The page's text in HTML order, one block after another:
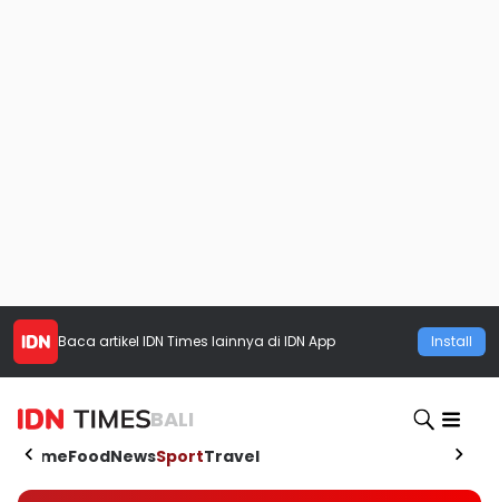
Baca artikel IDN Times lainnya di IDN App Install
BALI
HomeFoodNewsSportTravel